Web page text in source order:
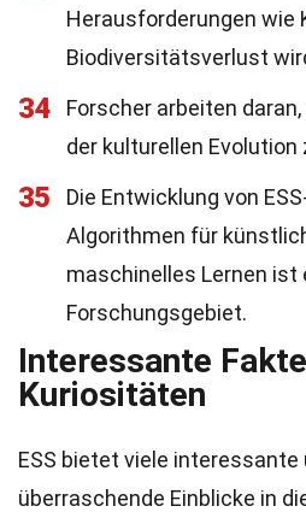
Herausforderungen wie
Biodiversitätsverlust
34
Forscher arbeiten daran,
der kulturellen Evolution
35
Die Entwicklung von
Algorithmen für
maschinelles Lernen ist
Forschungsgebiet.
Interessante
Kuriositäten
ESS bietet viele interessante
überraschende Einblicke in